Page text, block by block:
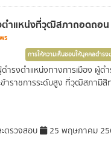
ตำแหน่งที่วุฒิสภาถอดถอน
การให้ความเห็นชอบให้บุคคลดำร
ำรงตำแหน่งทางการเมือง ผู้ด
ข้าราชการระดับสูง ที่วุฒิสภามี
ตรวจสอบ 25 พฤษภาคม